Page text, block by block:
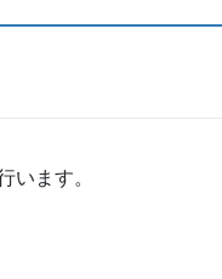
います。